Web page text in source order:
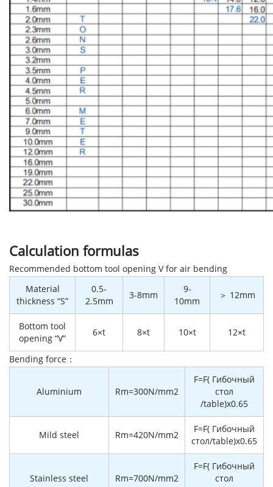
Calculation formulas
Recommended bottom tool opening V for air bending
Material
thickness “S”
0.5-
2.5mm
3-8mm
9-
10mm
＞ 12mm
Bottom tool
opening “V”
6×t 8×t 10×t 12×t
Bending force：
Aluminium Rm=300N/mm2
F=F( Гибочный
стол
/table)x0.65
Mild steel Rm=420N/mm2
F=F( Гибочный
стол/table)x0.65
Stainless steel Rm=700N/mm2
F=F( Гибочный
стол